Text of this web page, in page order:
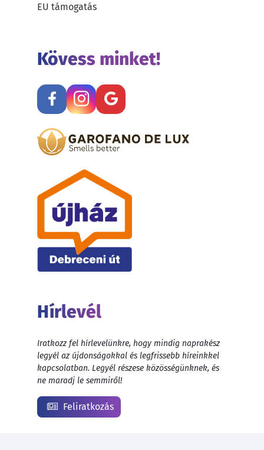
EU támogatás
Kövess minket!
Hírlevél
Iratkozz fel hírlevelünkre, hogy mindig naprakész
legyél az újdonságokkal és legfrissebb híreinkkel
kapcsolatban. Legyél részese közösségünknek, és
ne maradj le semmiről!
Feliratkozás